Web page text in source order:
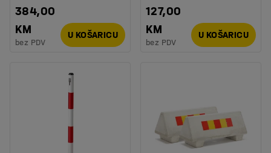
384,00
KM
bez PDV
U KOŠARICU
127,00
KM
bez PDV
U KOŠARICU